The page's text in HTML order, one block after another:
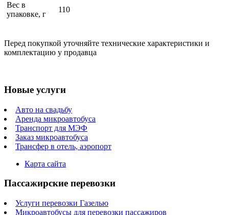
Вес в
упаковке, г
110
Перед покупкой уточняйте технические характеристики и
комплектацию у продавца
Новые услуги
Авто на свадьбу
Аренда микроавтобуса
Транспорт для МЭФ
Заказ микроавтобуса
Трансфер в отель, аэропорт
Карта сайта
Пассажирские перевозки
Услуги перевозки Газелью
Микроавтобусы для перевозки пассажиров